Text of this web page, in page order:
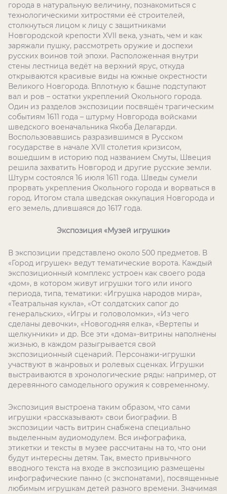
города в натуральную величину, познакомиться с
технологическими хитростями её строителей,
столкнуться лицом к лицу с защитниками
Новгородской крепости XVII века, узнать, чем и как
заряжали пушку, рассмотреть оружие и доспехи
русских воинов той эпохи. Расположенная внутри
стены лестница ведёт на верхний ярус, откуда
открываются красивые виды на южные окрестности
Великого Новгорода. Вплотную к башне подступают
вал и ров – остатки укреплений Окольного города.
Один из разделов экспозиции посвящён трагическим
событиям 1611 года – штурму Новгорода войсками
шведского военачальника Якоба Делагарди.
Воспользовавшись разразившимся в Русском
государстве в начале XVII столетия кризисом,
вошедшим в историю под названием Смуты, Швеция
решила захватить Новгород и другие русские земли.
Штурм состоялся 16 июля 1611 года. Шведы сумели
прорвать укрепления Окольного города и ворваться в
город. Итогом стала шведская оккупация Новгорода и
его земель, длившаяся до 1617 года.
Экспозиция «Музей игрушки»
В экспозиции представлено около 500 предметов. В
«Город игрушек» ведут тематические ворота. Каждый
экспозиционный комплекс устроен как своего рода
«дом», в котором живут игрушки того или иного
периода, типа, тематики: «Игрушка народов мира»,
«Театральная кукла», «От солдатских сапог до
генеральских», «Игры и головоломки», «Из чего
сделаны девочки», «Новогодняя елка», «Вертепы и
щелкунчики» и др. Все эти «дома»-витрины наполнены
жизнью, в каждом разыгрывается свой
экспозиционный сценарий. Персонажи-игрушки
участвуют в жанровых и ролевых сценках. Игрушки
выстраиваются в хронологические ряды: например, от
деревянного самодельного оружия к современному.
Экспозиция выстроена таким образом, что сами
игрушки «рассказывают» свои биографии. В
экспозиции часть витрин снабжена специально
выделенным аудиомодулем. Вся инфографика,
этикетки и тексты в музее рассчитаны на то, что они
будут интересны детям. Так, вместо привычного
вводного текста на входе в экспозицию размещены
инфографические панно (с экспонатами), посвященные
любимым игрушкам детей разного времени. Значимая